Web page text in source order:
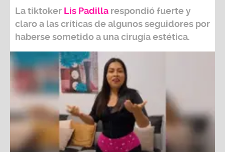
La tiktoker Lis Padilla respondió fuerte y
claro a las críticas de algunos seguidores por
haberse sometido a una cirugía estética.